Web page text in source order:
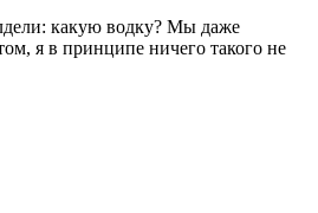
какую водку? Мы даже
я в принципе ничего такого не